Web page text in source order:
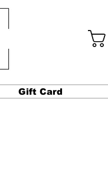
Gift Card